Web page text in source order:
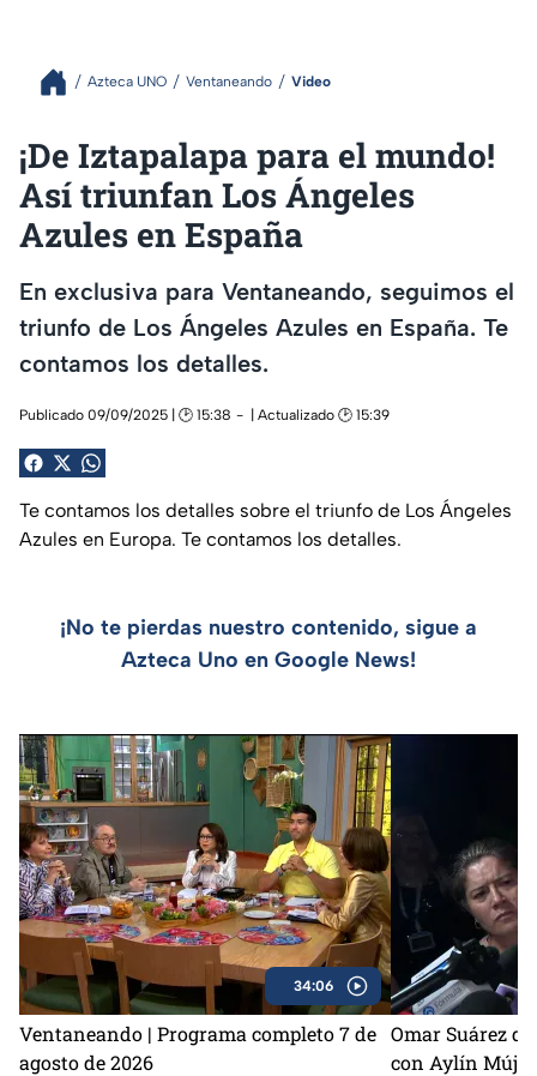
Azteca UNO Ventaneando Video
¡De Iztapalapa para el mundo!
Así triunfan Los Ángeles
Azules en España
En exclusiva para Ventaneando, seguimos el
triunfo de Los Ángeles Azules en España. Te
contamos los detalles.
Publicado 09/09/2025 | 🕑 15:38 | Actualizado 🕑 15:39
Te contamos los detalles sobre el triunfo de Los Ángeles
Azules en Europa. Te contamos los detalles.
¡No te pierdas nuestro contenido, sigue a
Azteca Uno en Google News!
34:06
Ventaneando | Programa completo 7 de
agosto de 2026
Omar Suárez
con Aylín